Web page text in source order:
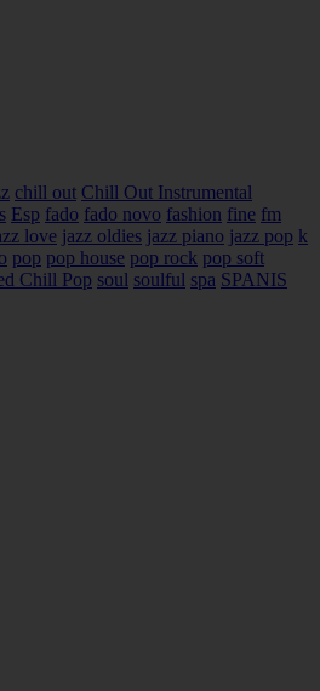
chill out Chill Out Instrumental
Esp fado fado novo fashion fine fm
love jazz oldies jazz piano jazz pop k
pop pop house pop rock pop soft
Chill Pop soul soulful spa SPANIS